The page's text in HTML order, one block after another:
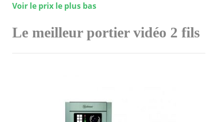
Voir le prix le plus bas
Le meilleur portier vidéo 2 fils